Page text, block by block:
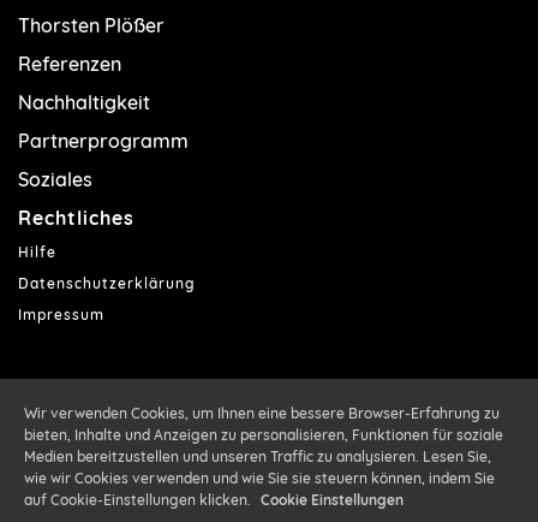
Thorsten Plößer
Referenzen
Nachhaltigkeit
Partnerprogramm
Soziales
Rechtliches
Hilfe
Datenschutzerklärung
Impressum
Wir verwenden Cookies, um Ihnen eine bessere Browser-Erfahrung zu
bieten, Inhalte und Anzeigen zu personalisieren, Funktionen für soziale
Medien bereitzustellen und unseren Traffic zu analysieren. Lesen Sie,
wie wir Cookies verwenden und wie Sie sie steuern können, indem Sie
auf Cookie-Einstellungen klicken. Cookie Einstellungen